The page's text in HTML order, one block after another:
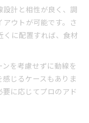
計と相性が良く、調
ウトが可能です。さ
くに配置すれば、食材
を考慮せずに動線を
じるケースもありま
に応じてプロのアド